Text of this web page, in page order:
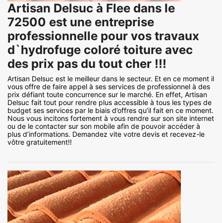
Artisan Delsuc à Flee dans le
72500 est une entreprise
professionnelle pour vos travaux
d`hydrofuge coloré toiture avec
des prix pas du tout cher !!!
Artisan Delsuc est le meilleur dans le secteur. Et en ce moment il
vous offre de faire appel à ses services de professionnel à des
prix défiant toute concurrence sur le marché. En effet, Artisan
Delsuc fait tout pour rendre plus accessible à tous les types de
budget ses services par le biais d’offres qu’il fait en ce moment.
Nous vous incitons fortement à vous rendre sur son site internet
ou de le contacter sur son mobile afin de pouvoir accéder à
plus d’informations. Demandez vite votre devis et recevez-le
vôtre gratuitement!!